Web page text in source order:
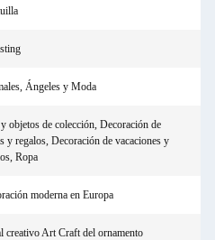
Ángeles y Moda
objetos de colección, Decoración de
y regalos, Decoración de vacaciones y
Ropa
moderna en Europa
creativo Art Craft del ornamento